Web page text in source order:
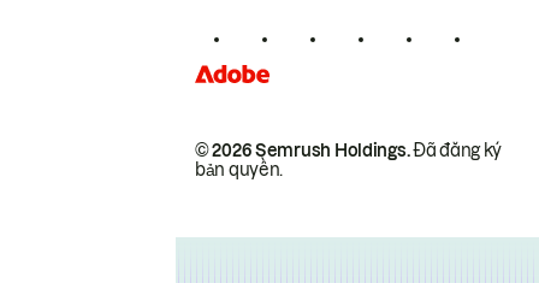
© 2026 Semrush Holdings.Đã đăng ký
bản quyền.